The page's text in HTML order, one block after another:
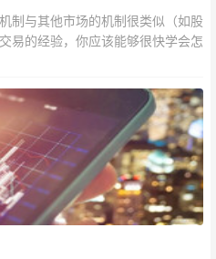
制与其他市场的机制很类似（如股
易的经验，你应该能够很快学会怎